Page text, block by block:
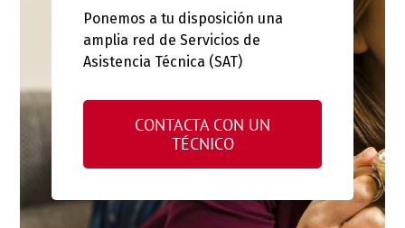
Ponemos a tu disposición una
amplia red de Servicios de
Asistencia Técnica (SAT)
CONTACTA CON UN
TÉCNICO